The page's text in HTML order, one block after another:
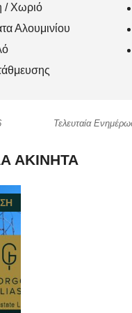
/ Χωριό
Αλουμινίου
Τελευταία
ΑΚΊΝΗΤΑ